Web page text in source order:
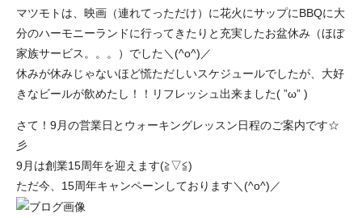
マツモトは、映画（連れてっただけ）に花火にサップにBBQに大
分のハーモニーランドに行ってきたりと充実したお盆休み（ほぼ
家族サービス。。。）でした＼(^o^)／
休みが休みじゃないほど慌ただしいスケジュールでしたが、大好
きなビールが飲めたし！！リフレッシュ出来ました( ”ω” )
さて！9月の営業日とウォーキングレッスン日程のご案内です☆
彡
9月は創業15周年を迎えます(≧▽≦)
ただ今、15周年キャンペーンしております＼(^o^)／